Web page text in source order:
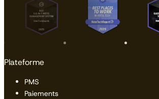
Plateforme
PMS
Paiements